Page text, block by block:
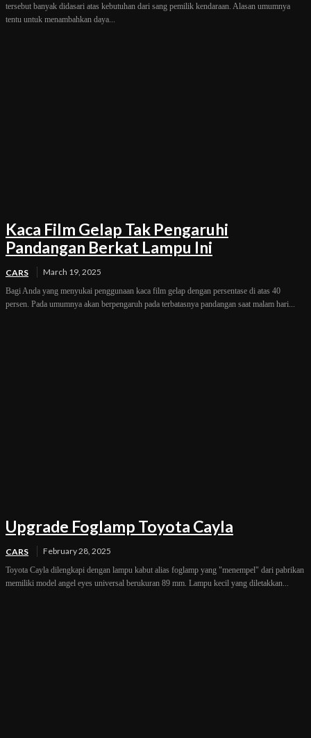
tersebut banyak didasari atas kebutuhan dari sang pemilik kendaraan. Alasan umumnya
tentu untuk menambahkan daya...
Kaca Film Gelap Tak Pengaruhi
Pandangan Berkat Lampu Ini
CARS March 19, 2025
Bagi Anda yang menyukai penggunaan kaca film gelap dengan persentase di atas 40
persen. Pada umumnya akan berpengaruh pada terbatasnya pandangan saat malam hari...
Upgrade Foglamp Toyota Cayla
CARS February 28, 2025
Toyota Cayla dilengkapi dengan lampu kabut alias foglamp yang "menempel" dari pabrikan
memiliki model angel eyes universal berukuran 89 mm. Lampu kecil yang diletakkan...